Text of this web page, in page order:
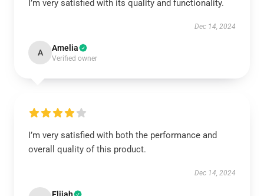
I’m very satisfied with its quality and functionality.
Dec 14, 2024
A Amelia
Verified owner
I’m very satisfied with both the performance and
overall quality of this product.
Dec 14, 2024